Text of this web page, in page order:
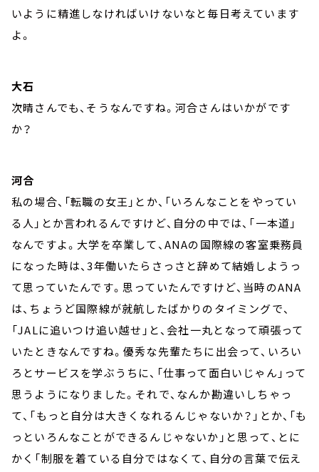
いように精進しなければいけないなと毎日考えています
よ。
大石
次晴さんでも、そうなんですね。河合さんはいかがです
か？
河合
私の場合、「転職の女王」とか、「いろんなことをやってい
る人」とか言われるんですけど、自分の中では、「一本道」
なんですよ。大学を卒業して、ANAの国際線の客室乗務員
になった時は、3年働いたらさっさと辞めて結婚しようっ
て思っていたんです。思っていたんですけど、当時のANA
は、ちょうど国際線が就航したばかりのタイミングで、
「JALに追いつけ追い越せ」と、会社一丸となって頑張って
いたときなんですね。優秀な先輩たちに出会って、いろい
ろとサービスを学ぶうちに、「仕事って面白いじゃん」って
思うようになりました。それで、なんか勘違いしちゃっ
て、「もっと自分は大きくなれるんじゃないか？」とか、「も
っといろんなことができるんじゃないか」と思って、とに
かく「制服を着ている自分ではなくて、自分の言葉で伝え